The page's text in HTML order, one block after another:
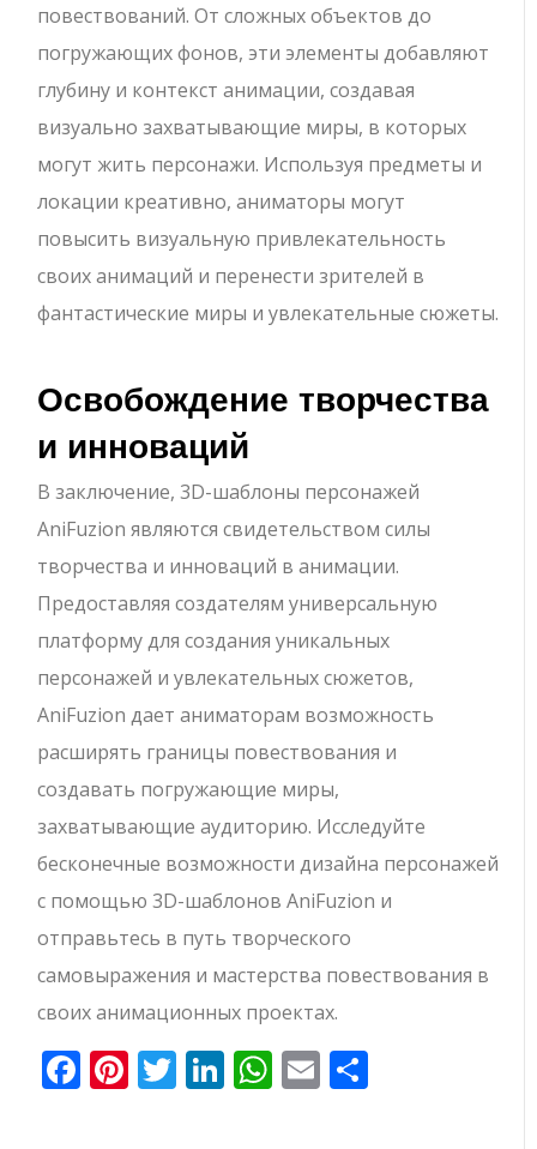
повествований. От сложных объектов до
погружающих фонов, эти элементы добавляют
глубину и контекст анимации, создавая
визуально захватывающие миры, в которых
могут жить персонажи. Используя предметы и
локации креативно, аниматоры могут
повысить визуальную привлекательность
своих анимаций и перенести зрителей в
фантастические миры и увлекательные сюжеты.
Освобождение творчества
и инноваций
В заключение, 3D-шаблоны персонажей
AniFuzion являются свидетельством силы
творчества и инноваций в анимации.
Предоставляя создателям универсальную
платформу для создания уникальных
персонажей и увлекательных сюжетов,
AniFuzion дает аниматорам возможность
расширять границы повествования и
создавать погружающие миры,
захватывающие аудиторию. Исследуйте
бесконечные возможности дизайна персонажей
с помощью 3D-шаблонов AniFuzion и
отправьтесь в путь творческого
самовыражения и мастерства повествования в
своих анимационных проектах.
Facebook
Pinterest
Twitter
LinkedIn
WhatsApp
Email